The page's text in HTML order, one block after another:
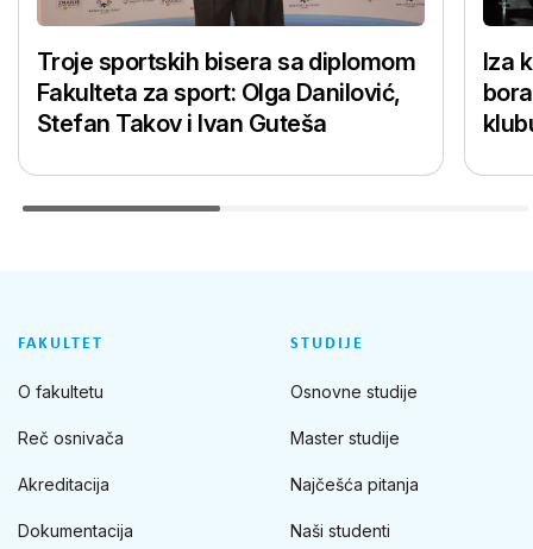
Troje sportskih bisera sa diplomom
Fakulteta za sport: Olga Danilović,
Stefan Takov i Ivan Guteša
Iza
FAKULTET
O fakultetu
Reč osnivača
Akreditacija
Dokumentacija
STUDIJE
Osnovne studije
Master studije
Najčešća pitanja
Naši studenti